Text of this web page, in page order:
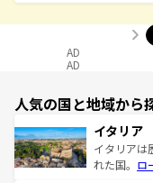
AD
AD
人気の国と地域から
イタリア
イタリアは
れた国。 ロ